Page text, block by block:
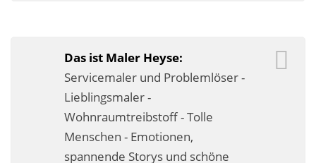
Der gesunde Raum
Echtmetalloptik
Fassadensanierung
Das ist Maler Heyse:
Servicemaler und Problemlöser -
Lieblingsmaler -
Wohnraumtreibstoff - Tolle
Menschen - Emotionen,
spannende Storys und schöne